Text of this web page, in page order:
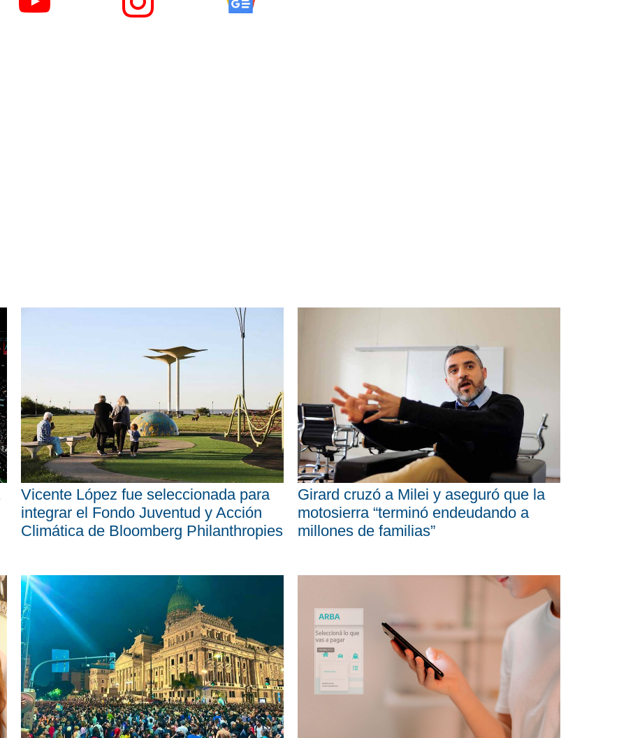
Vicente López fue seleccionada para
integrar el Fondo Juventud y Acción
Climática de Bloomberg Philanthropies
Girard cruzó a Milei y aseguró que la
motosierra “terminó endeudando a
millones de familias”